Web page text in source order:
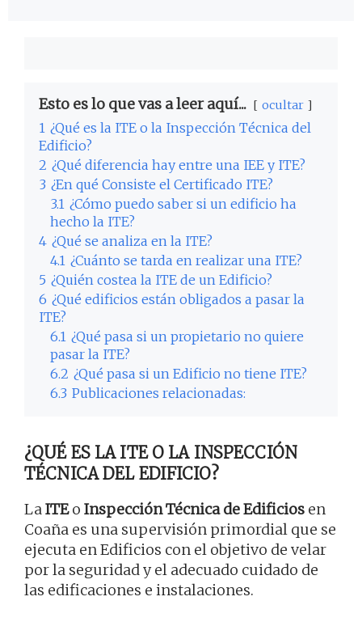
Esto es lo que vas a leer aquí... ocultar
1 ¿Qué es la ITE o la Inspección Técnica del
Edificio?
2 ¿Qué diferencia hay entre una IEE y ITE?
3 ¿En qué Consiste el Certificado ITE?
3.1 ¿Cómo puedo saber si un edificio ha
hecho la ITE?
4 ¿Qué se analiza en la ITE?
4.1 ¿Cuánto se tarda en realizar una ITE?
5 ¿Quién costea la ITE de un Edificio?
6 ¿Qué edificios están obligados a pasar la
ITE?
6.1 ¿Qué pasa si un propietario no quiere
pasar la ITE?
6.2 ¿Qué pasa si un Edificio no tiene ITE?
6.3 Publicaciones relacionadas:
¿QUÉ ES LA ITE O LA INSPECCIÓN
TÉCNICA DEL EDIFICIO?
LaITEo Inspección Técnica de Edificios en
Coaña es una supervisión primordial que se
ejecuta en Edificios con el objetivo de velar
por la seguridad y el adecuado cuidado de
las edificaciones e instalaciones.